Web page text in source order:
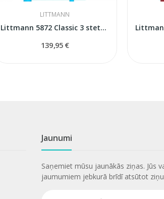
LITTMANN
Littmann 5872 Classic 3 stetoskops
139,95 €
Jaunumi
Saņemiet mūsu jaunākās ziņas. Jūs
jaumumiem jebkurā brīdī atsūtot